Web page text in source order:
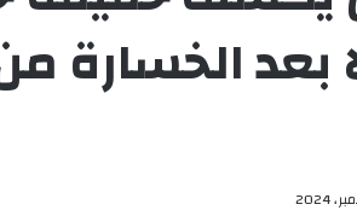
بعد الخسارة